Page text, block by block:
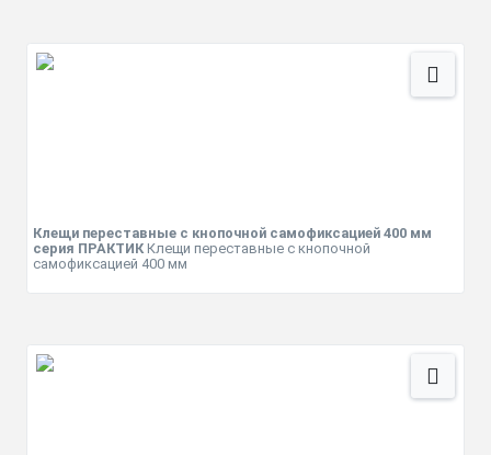
Клещи переставные с кнопочной самофиксацией 400 мм
серия ПРАКТИККлещи переставные с кнопочной
самофиксацией 400 мм